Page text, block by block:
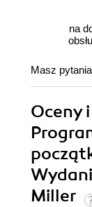
na
Masz
Oceny
Miller